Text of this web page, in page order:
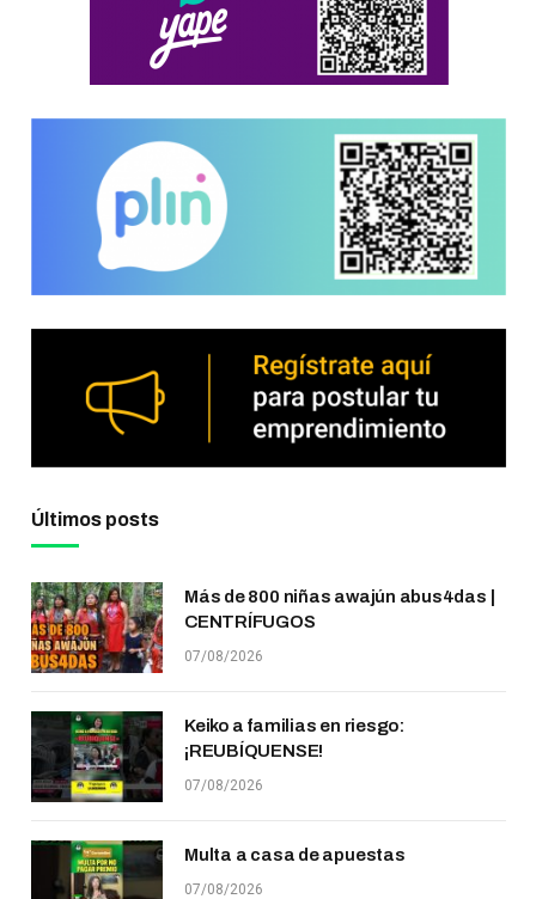
Últimos posts
Más de 800 niñas awajún abus4das |
CENTRÍFUGOS
07/08/2026
Keiko a familias en riesgo:
¡REUBÍQUENSE!
07/08/2026
Multa a casa de apuestas
07/08/2026